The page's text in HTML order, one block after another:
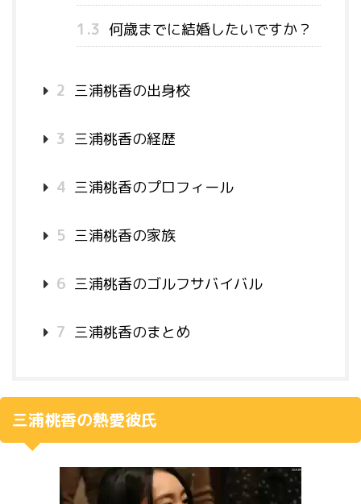
1.3 何歳までに結婚したいですか？
2 三浦桃香の出身校
3 三浦桃香の経歴
4 三浦桃香のプロフィール
5 三浦桃香の家族
6 三浦桃香のゴルフサバイバル
7 三浦桃香のまとめ
三浦桃香の熱愛彼氏